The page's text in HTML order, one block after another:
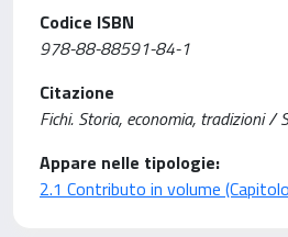
Codice ISBN
978-88-88591-84-1
Citazione
Fichi. Storia, economia, tradizioni /
Appare nelle tipologie:
2.1 Contributo in volume